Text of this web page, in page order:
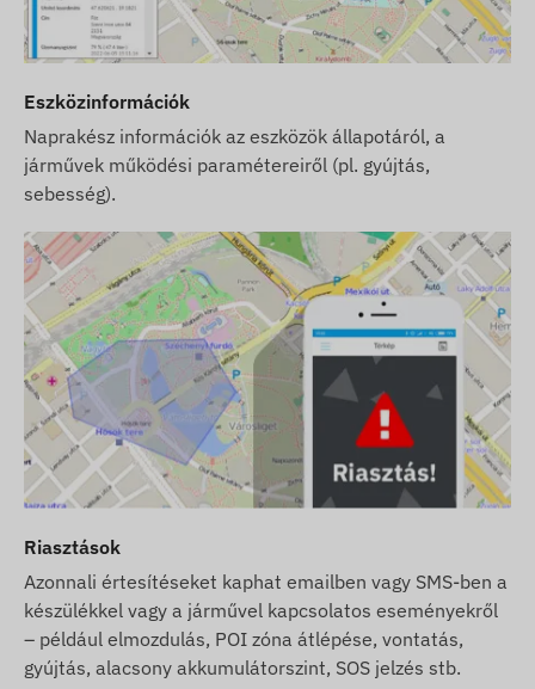
A weboldalon található készülék leírások és képek
a gyártó által közzétett információkon alapulnak,
hibamentesek. A gyártó fenntartja a jogot, hogy
előzetes értesítés nélkül módosítson a termék
egyes paraméterein vagy csomagolásán - az
ezekkel kapcsolatos adatok aktualizálása
kiértékelése után történik meg.
Eszközinformációk
Naprakész információk az eszközök állapotáról, a
járművek működési paramétereiről (pl. gyújtás,
sebesség).
Riasztások
Azonnali értesítéseket kaphat emailben vagy SMS-ben a
készülékkel vagy a járművel kapcsolatos eseményekről
– például elmozdulás, POI zóna átlépése, vontatás,
gyújtás, alacsony akkumulátorszint, SOS jelzés stb.